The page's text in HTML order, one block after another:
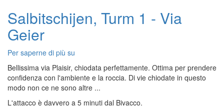
Salbitschijen, Turm 1 - Via
Geier
Per saperne di più su
Turm
1
-
Via
Geier
Bellissima via Plaisir, chiodata perfettamente. Ottima per prendere
confidenza con l'ambiente e la roccia. Di vie chiodate in questo
modo non ce ne sono altre ...
L'attacco è davvero a 5 minuti dal Bivacco.